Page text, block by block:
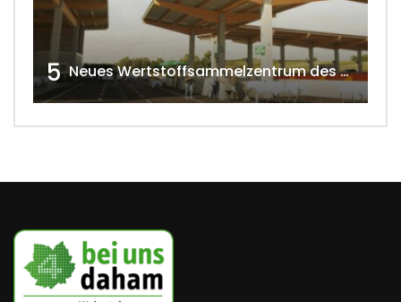
5 Neues Wertstoffsammelzentrum des G.V.U.